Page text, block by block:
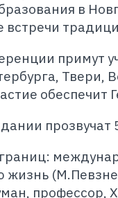
в
встречи
примут
Твери,
обеспечит
прозвучат
жизнь
профессор,